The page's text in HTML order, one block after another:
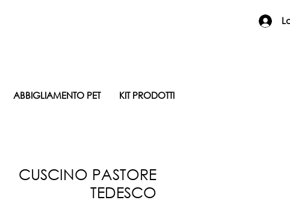
ABBIGLIAMENTO PET KIT PRODOTTI
CUSCINO PASTORE
TEDESCO